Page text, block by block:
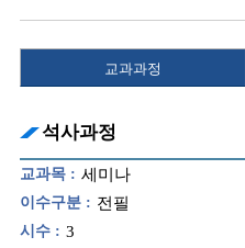
교과과정
석사과정
교과목 : 세미나
이수구분 : 전필
시수 : 3